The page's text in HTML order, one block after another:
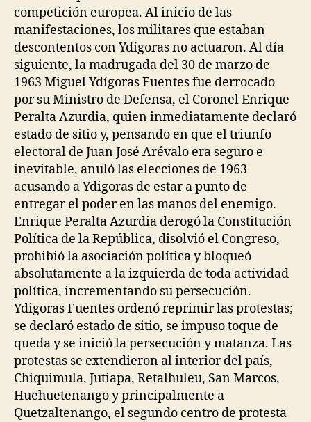
competición europea. Al inicio de las
manifestaciones, los militares que estaban
descontentos con Ydígoras no actuaron. Al día
siguiente, la madrugada del 30 de marzo de
1963 Miguel Ydígoras Fuentes fue derrocado
por su Ministro de Defensa, el Coronel Enrique
Peralta Azurdia, quien inmediatamente declaró
estado de sitio y, pensando en que el triunfo
electoral de Juan José Arévalo era seguro e
inevitable, anuló las elecciones de 1963
acusando a Ydigoras de estar a punto de
entregar el poder en las manos del enemigo.
Enrique Peralta Azurdia derogó la Constitución
Política de la República, disolvió el Congreso,
prohibió la asociación política y bloqueó
absolutamente a la izquierda de toda actividad
política, incrementando su persecución.
Ydigoras Fuentes ordenó reprimir las protestas;
se declaró estado de sitio, se impuso toque de
queda y se inició la persecución y matanza. Las
protestas se extendieron al interior del país,
Chiquimula, Jutiapa, Retalhuleu, San Marcos,
Huehuetenango y principalmente a
Quetzaltenango, el segundo centro de protesta